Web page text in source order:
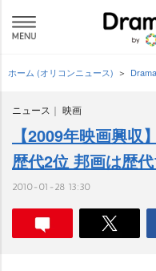
ホーム (オリコンニュース)
ニュース 映画
【2009年映画興収
歴代2位 邦画は歴
2010-01-28 13:30